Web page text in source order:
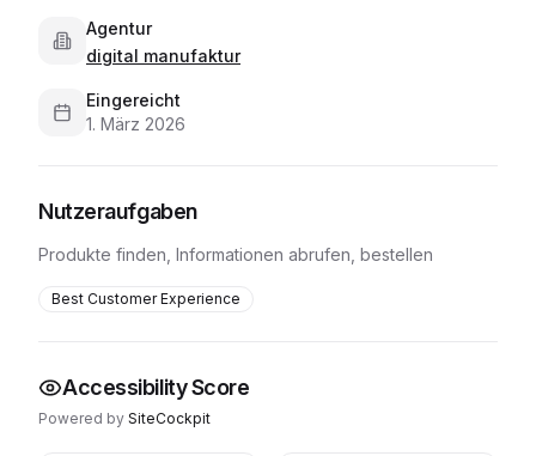
Agentur
digital manufaktur
Eingereicht
1. März 2026
Nutzeraufgaben
Produkte finden, Informationen abrufen, bestellen
Best Customer Experience
Accessibility Score
Powered by SiteCockpit